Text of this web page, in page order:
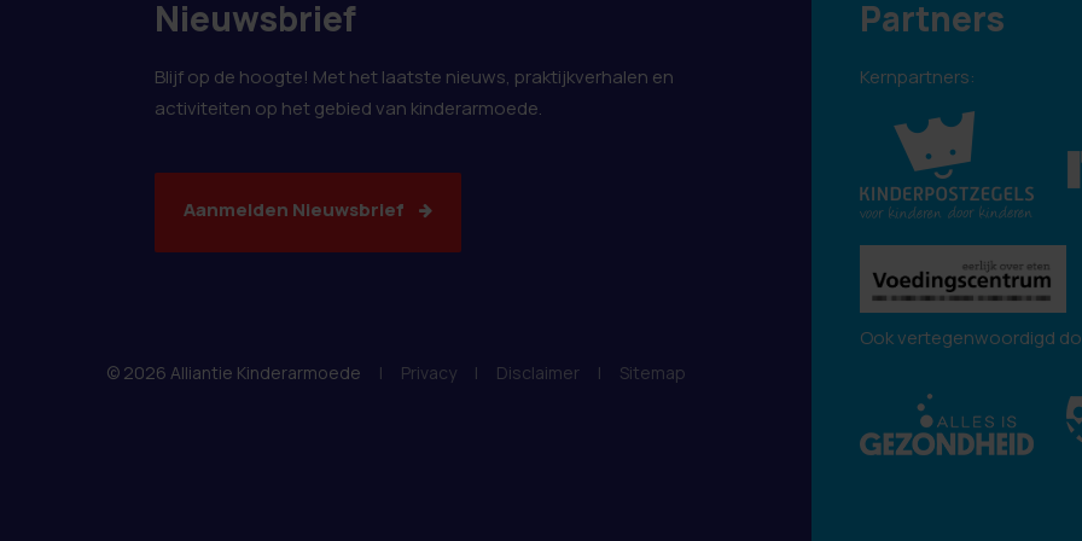
Nieuwsbrief
Blijf op de hoogte! Met het laatste nieuws, praktijkverhalen en
activiteiten op het gebied van kinderarmoede.
Aanmelden Nieuwsbrief
© 2026 Alliantie Kinderarmoede | Privacy | Disclaimer | Sitemap
Partners
Kernpartners:
Ook vertegenwoordigd